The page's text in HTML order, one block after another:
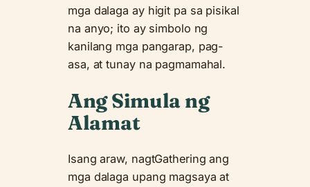
mga dalaga ay higit pa sa pisikal
na anyo; ito ay simbolo ng
kanilang mga pangarap, pag-
asa, at tunay na pagmamahal.
Ang Simula ng
Alamat
Isang araw, nagtGathering ang
mga dalaga upang magsaya at